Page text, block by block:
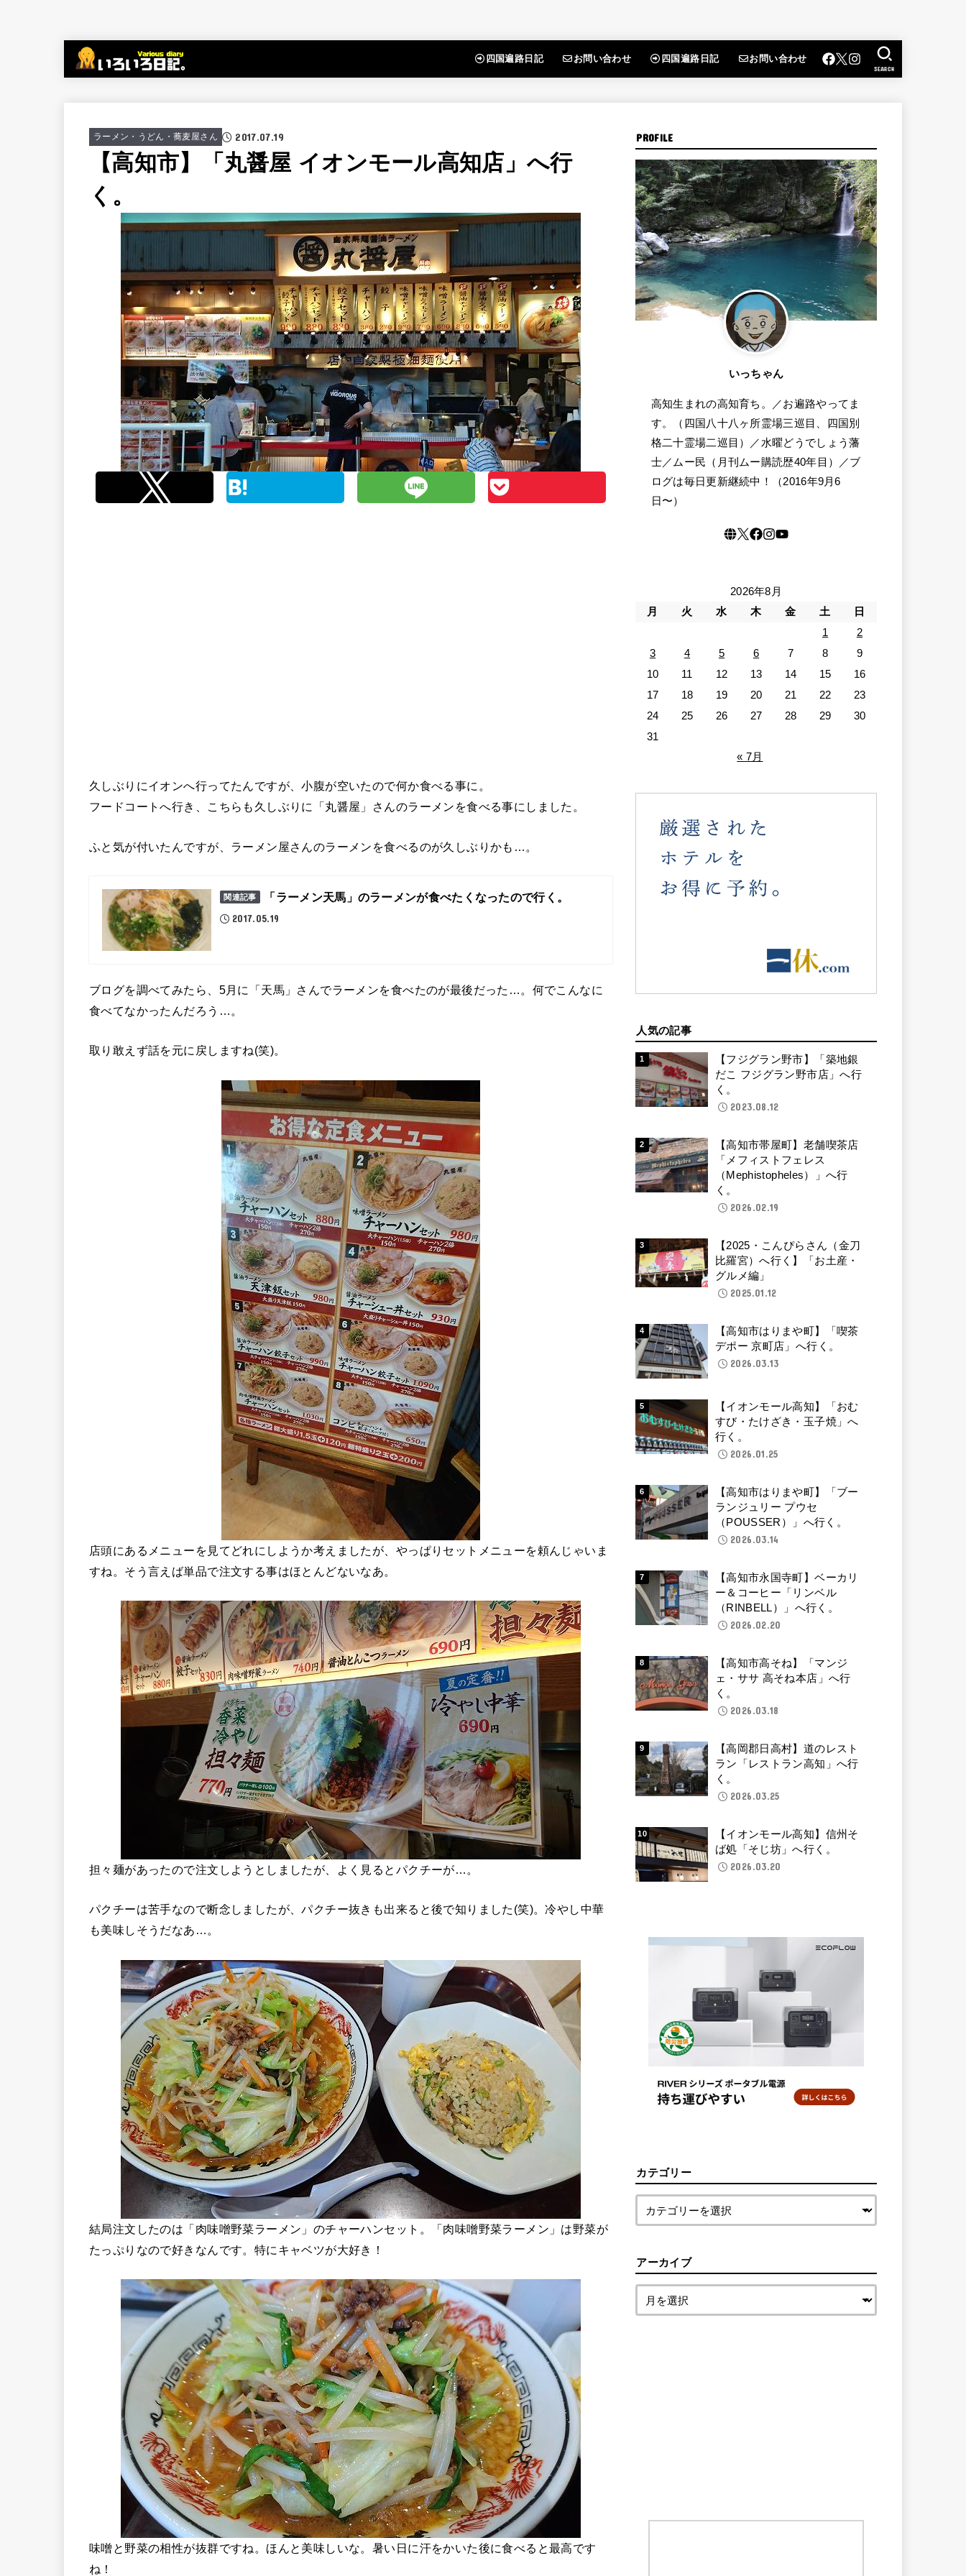
四国遍路日記 お問い合わせ 四国遍路日記 お問い合わせ
SEARCH
ラーメン・うどん・蕎麦屋さん 2017.07.19
【高知市】「丸醤屋 イオンモール高知店」へ行
く。
久しぶりにイオンへ行ってたんですが、小腹が空いたので何か食べる事に。
フードコートへ行き、こちらも久しぶりに「丸醤屋」さんのラーメンを食べる事にしました。
ふと気が付いたんですが、ラーメン屋さんのラーメンを食べるのが久しぶりかも…。
関連記事 「ラーメン天馬」のラーメンが食べたくなったので行く。
2017.05.19
ブログを調べてみたら、5月に「天馬」さんでラーメンを食べたのが最後だった…。何でこんなに
食べてなかったんだろう…。
取り敢えず話を元に戻しますね(笑)。
店頭にあるメニューを見てどれにしようか考えましたが、やっぱりセットメニューを頼んじゃいま
すね。そう言えば単品で注文する事はほとんどないなあ。
担々麺があったので注文しようとしましたが、よく見るとパクチーが…。
パクチーは苦手なので断念しましたが、パクチー抜きも出来ると後で知りました(笑)。冷やし中華
も美味しそうだなあ…。
結局注文したのは「肉味噌野菜ラーメン」のチャーハンセット。「肉味噌野菜ラーメン」は野菜が
たっぷりなので好きなんです。特にキャベツが大好き！
味噌と野菜の相性が抜群ですね。ほんと美味しいな。暑い日に汗をかいた後に食べると最高です
ね！
PROFILE
いっちゃん
高知生まれの高知育ち。／お遍路やってま
す。（四国八十八ヶ所霊場三巡目、四国別
格二十霊場二巡目）／水曜どうでしょう藩
士／ムー民（月刊ムー購読歴40年目）／ブ
ログは毎日更新継続中！（2016年9月6
日〜）
2026年8月
月
火 水 木 金 土
日
1
2
3
4 5 6 7 8
9
10
11 12 13 14 15
16
17
18 19 20 21 22
23
24
25 26 27 28 29
30
31
« 7月
人気の記事
【フジグラン野市】「築地銀
だこ フジグラン野市店」へ行
く。
2023.08.12
【高知市帯屋町】老舗喫茶店
「メフィストフェレス
（Mephistopheles）」へ行
く。
2026.02.19
【2025・こんぴらさん（金刀
比羅宮）へ行く】「お土産・
グルメ編」
2025.01.12
【高知市はりまや町】「喫茶
デポー 京町店」へ行く。
2026.03.13
【イオンモール高知】「おむ
すび・たけざき・玉子焼」へ
行く。
2026.01.25
【高知市はりまや町】「ブー
ランジュリー プウセ
（POUSSER）」へ行く。
2026.03.14
【高知市永国寺町】ベーカリ
ー＆コーヒー「リンベル
（RINBELL）」へ行く。
2026.02.20
【高知市高そね】「マンジ
ェ・ササ 高そね本店」へ行
く。
2026.03.18
【高岡郡日高村】道のレスト
ラン「レストラン高知」へ行
く。
2026.03.25
【イオンモール高知】信州そ
ば処「そじ坊」へ行く。
2026.03.20
カテゴリー
アーカイブ